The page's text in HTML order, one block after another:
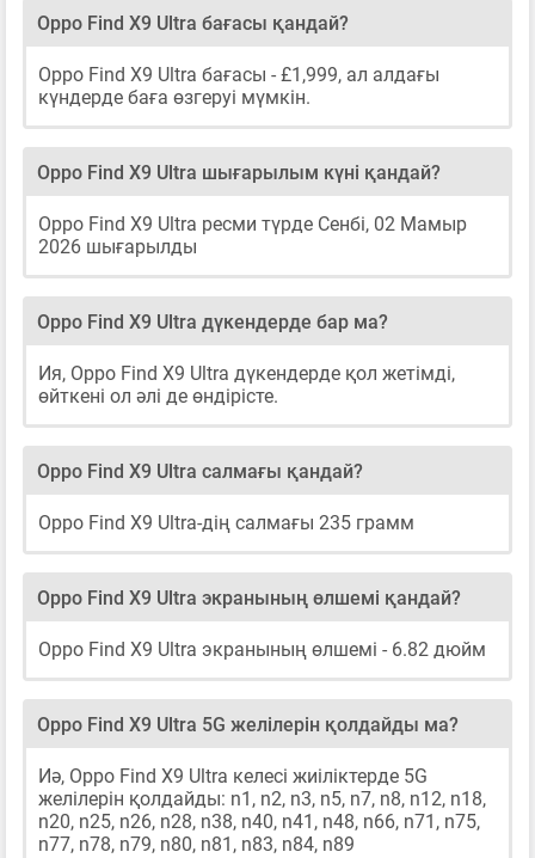
Oppo Find X9 Ultra бағасы қандай?
Oppo Find X9 Ultra бағасы - £1,999, ал алдағы
күндерде баға өзгеруі мүмкін.
Oppo Find X9 Ultra шығарылым күні қандай?
Oppo Find X9 Ultra ресми түрде Сенбі, 02 Мамыр
2026 шығарылды
Oppo Find X9 Ultra дүкендерде бар ма?
Ия, Oppo Find X9 Ultra дүкендерде қол жетімді,
өйткені ол әлі де өндірісте.
Oppo Find X9 Ultra салмағы қандай?
Oppo Find X9 Ultra-дің салмағы 235 грамм
Oppo Find X9 Ultra экранының өлшемі қандай?
Oppo Find X9 Ultra экранының өлшемі - 6.82 дюйм
Oppo Find X9 Ultra 5G желілерін қолдайды ма?
Иә, Oppo Find X9 Ultra келесі жиіліктерде 5G
желілерін қолдайды: n1, n2, n3, n5, n7, n8, n12, n18,
n20, n25, n26, n28, n38, n40, n41, n48, n66, n71, n75,
n77, n78, n79, n80, n81, n83, n84, n89